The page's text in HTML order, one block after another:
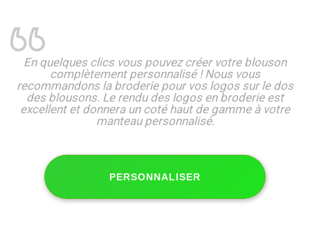
En quelques clics vous pouvez créer votre blouson
complètement personnalisé ! Nous vous
recommandons la broderie pour vos logos sur le dos
des blousons. Le rendu des logos en broderie est
excellent et donnera un coté haut de gamme à votre
manteau personnalisé.
PERSONNALISER